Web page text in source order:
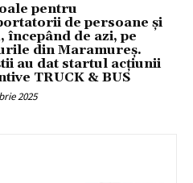
pentru
de persoane și
începând de azi, pe
din Maramureș.
au dat startul acțiunii
TRUCK & BUS
2025